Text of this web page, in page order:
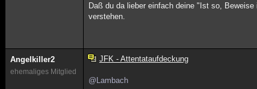
Daß du da lieber einfach deine "Ist so,
verstehen.
Angelkiller2
ehemaliges Mitglied
JFK - Attentataufdeckung
@Lambach